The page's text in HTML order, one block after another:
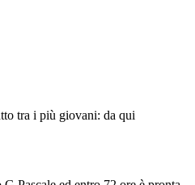
tra i più giovani: da qui